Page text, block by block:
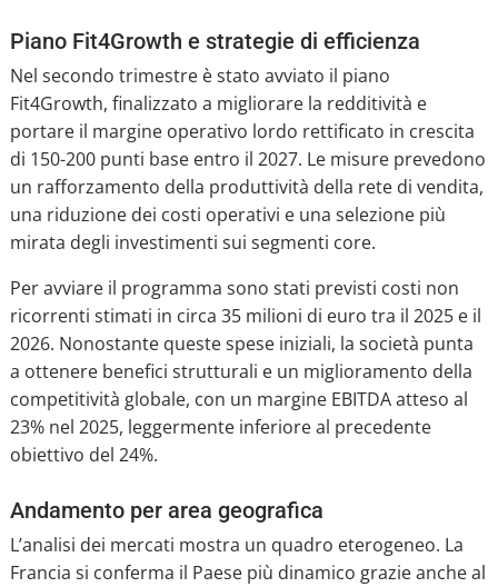
Piano Fit4Growth e strategie di efficienza
Nel secondo trimestre è stato avviato il piano
Fit4Growth, finalizzato a migliorare la redditività e
portare il margine operativo lordo rettificato in crescita
di 150-200 punti base entro il 2027. Le misure prevedono
un rafforzamento della produttività della rete di vendita,
una riduzione dei costi operativi e una selezione più
mirata degli investimenti sui segmenti core.
Per avviare il programma sono stati previsti costi non
ricorrenti stimati in circa 35 milioni di euro tra il 2025 e il
2026. Nonostante queste spese iniziali, la società punta
a ottenere benefici strutturali e un miglioramento della
competitività globale, con un margine EBITDA atteso al
23% nel 2025, leggermente inferiore al precedente
obiettivo del 24%.
Andamento per area geografica
L’analisi dei mercati mostra un quadro eterogeneo. La
Francia si conferma il Paese più dinamico grazie anche al